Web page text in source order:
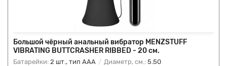
Большой чёрный анальный вибратор MENZSTUFF
VIBRATING BUTTCRASHER RIBBED - 20 см.
Батарейки: 2 шт., тип AAA Диаметр, см.: 5.50